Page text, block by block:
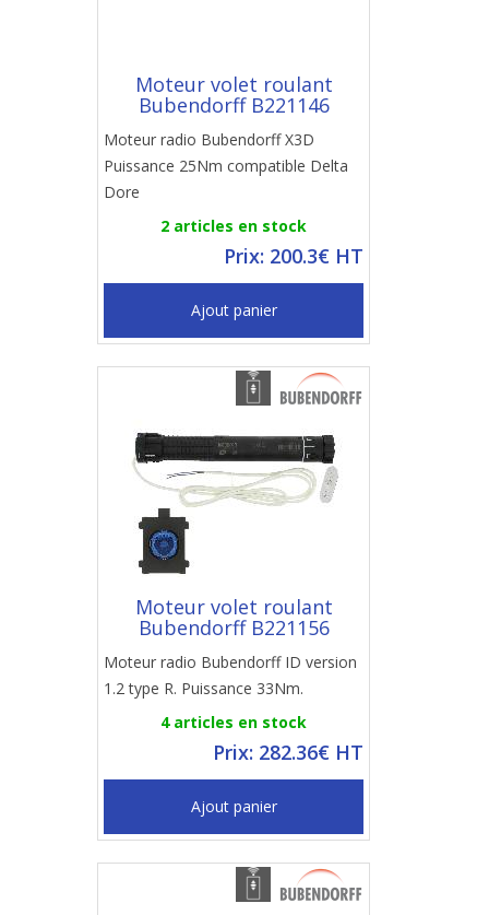
Moteur volet roulant
Bubendorff B221146
Moteur radio Bubendorff X3D
Puissance 25Nm compatible Delta
Dore
2 articles en stock
Prix: 200.3€ HT
Ajout panier
Moteur volet roulant
Bubendorff B221156
Moteur radio Bubendorff ID version
1.2 type R. Puissance 33Nm.
4 articles en stock
Prix: 282.36€ HT
Ajout panier